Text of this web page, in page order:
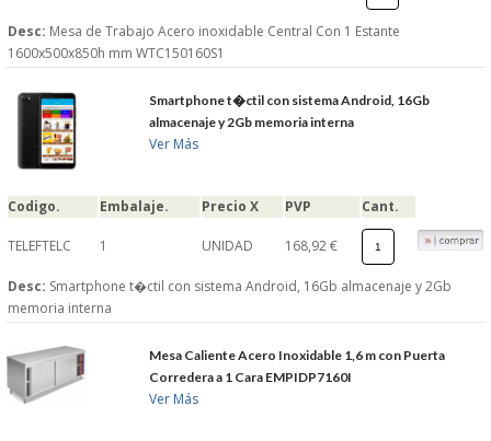
Desc: Mesa de Trabajo Acero inoxidable Central Con 1 Estante
1600x500x850h mm WTC150160S1
Smartphone t�ctil con sistema Android, 16Gb
almacenaje y 2Gb memoria interna
Ver Más
Codigo. Embalaje. Precio X PVP Cant.
TELEFTELC 1 UNIDAD 168,92 €
Desc: Smartphone t�ctil con sistema Android, 16Gb almacenaje y 2Gb
memoria interna
Mesa Caliente Acero Inoxidable 1,6 m con Puerta
Corredera a 1 Cara EMPIDP7160I
Ver Más